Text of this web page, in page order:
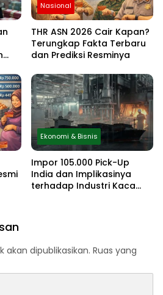
Nasional
THR ASN 2026 Cair Kapan?
Terungkap Fakta Terbaru
dan Prediksi Resminya
Ekonomi & Bisnis
Impor 105.000 Pick-Up
India dan Implikasinya
terhadap Industri Kaca
akan dipublikasikan. Ruas yang